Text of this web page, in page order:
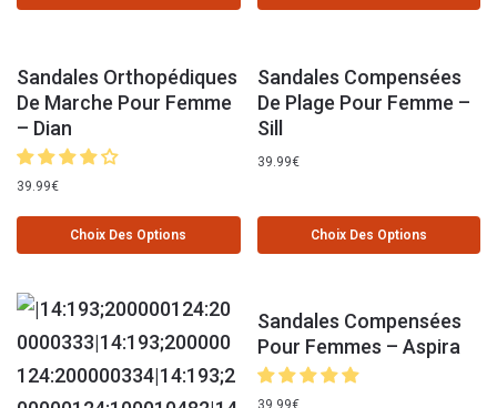
Sandales Orthopédiques
De Marche Pour Femme
– Dian
39.99€
Choix Des Options
Sandales Compensées
De Plage Pour Femme –
Sill
39.99€
Choix Des Options
Sandales Compensées
Pour Femmes – Aspira
39.99€